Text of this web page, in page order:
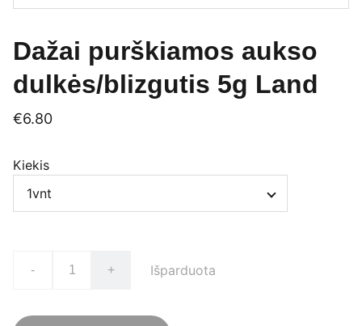
Dažai purškiamos aukso
dulkės/blizgutis 5g Land
€6.80
Kiekis
- + Išparduota